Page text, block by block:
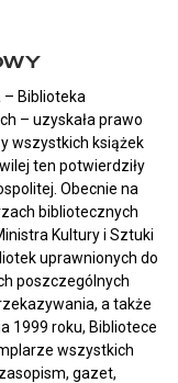
– Biblioteka
– uzyskała prawo
wszystkich książek
ten potwierdziły
Obecnie na
bibliotecznych
Kultury i Sztuki
uprawnionych do
poszczególnych
a także
1999 roku, Bibliotece
wszystkich
gazet,